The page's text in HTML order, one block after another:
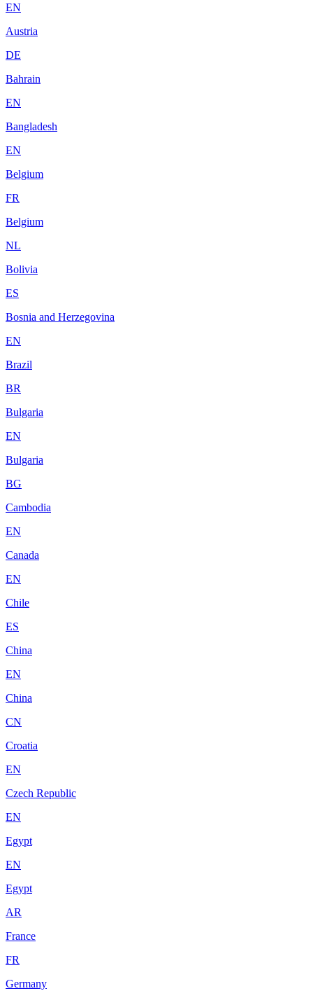
EN
Austria
DE
Bahrain
EN
Bangladesh
EN
Belgium
FR
Belgium
NL
Bolivia
ES
Bosnia and Herzegovina
EN
Brazil
BR
Bulgaria
EN
Bulgaria
BG
Cambodia
EN
Canada
EN
Chile
ES
China
EN
China
CN
Croatia
EN
Czech Republic
EN
Egypt
EN
Egypt
AR
France
FR
Germany